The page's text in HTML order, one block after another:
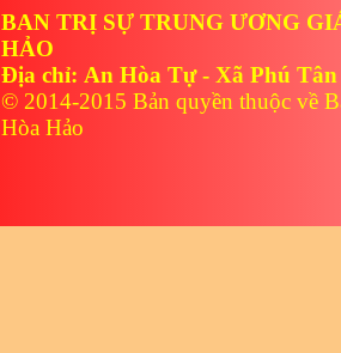
BAN TRỊ SỰ TRUNG ƯƠNG
HẢO
Địa chỉ: An Hòa Tự - Xã Phú
© 2014-2015 Bản quyền thuộc về
Hòa Hảo